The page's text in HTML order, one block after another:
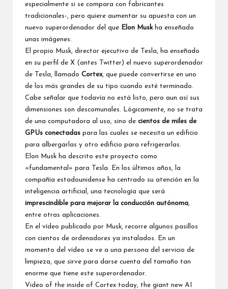
especialmente si se compara con fabricantes
tradicionales-, pero quiere aumentar su apuesta con un
nuevo superordenador del que Elon Muskha enseñado
unas imágenes.
El propio Musk, director ejecutivo de Tesla, ha enseñado
en su perfil de X (antes Twitter) el nuevo superordenador
de Tesla, llamado Cortex, que puede convertirse en uno
de los más grandes de su tipo cuando esté terminado.
Cabe señalar que todavía no está listo, pero aun así sus
dimensiones son descomunales. Lógicamente, no se trata
de una computadora al uso, sino de cientos de miles de
GPUs conectadas para las cuales se necesita un edificio
para albergarlas y otro edificio para refrigerarlas.
Elon Musk ha descrito este proyecto como
«fundamental» para Tesla. En los últimos años, la
compañía estadounidense ha centrado su atención en la
inteligencia artificial, una tecnología que será
imprescindible para mejorar la conducción autónoma
entre otras aplicaciones.
En el vídeo publicado por Musk, recorre algunos pasillos
con cientos de ordenadores ya instalados. En un
momento del vídeo se ve a una persona del servicio de
limpieza, que sirve para darse cuenta del tamaño tan
enorme que tiene este superordenador.
Video of the inside of Cortex today, the giant new AI